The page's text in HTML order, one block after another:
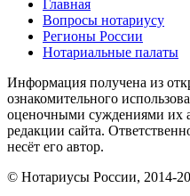
Главная
Вопросы нотариусу
Регионы России
Нотариальные палаты
Информация получена из
ознакомительного
оценочными суждениями их
редакции сайта.
несёт его автор.
© Нотариусы России, 2014-